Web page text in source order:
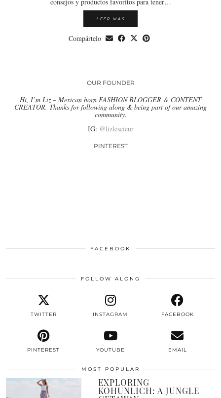
consejos y productos favoritos para tener…
LEER MAS
Compártelo
OUR FOUNDER
Hi, I’m Liz – Mexican born FASHION BLOGGER & CONTENT
CREATOR. Thanks for following along & being part of our amazing
community.
IG: @lizlescieur
PINTEREST
FACEBOOK
FOLLOW ALONG
TWITTER INSTAGRAM FACEBOOK
PINTEREST YOUTUBE EMAIL
MOST POPULAR
EXPLORING
KOHUNLICH: A JUNGLE